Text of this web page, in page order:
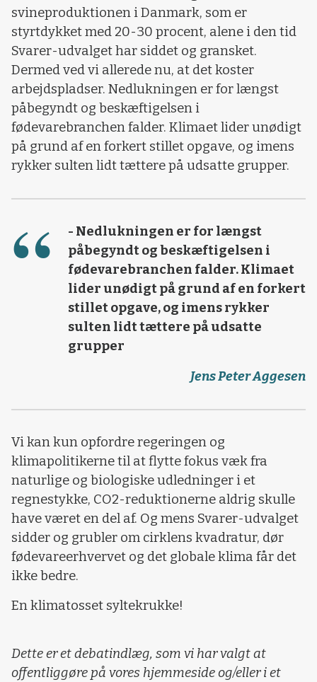
svineproduktionen i Danmark, som er
styrtdykket med 20-30 procent, alene i den tid
Svarer-udvalget har siddet og gransket.
Dermed ved vi allerede nu, at det koster
arbejdspladser. Nedlukningen er for længst
påbegyndt og beskæftigelsen i
fødevarebranchen falder. Klimaet lider unødigt
på grund af en forkert stillet opgave, og imens
rykker sulten lidt tættere på udsatte grupper.
- Nedlukningen er for længst
påbegyndt og beskæftigelsen i
fødevarebranchen falder. Klimaet
lider unødigt på grund af en forkert
stillet opgave, og imens rykker
sulten lidt tættere på udsatte
grupper
Jens Peter Aggesen
Vi kan kun opfordre regeringen og
klimapolitikerne til at flytte fokus væk fra
naturlige og biologiske udledninger i et
regnestykke, CO2-reduktionerne aldrig skulle
have været en del af. Og mens Svarer-udvalget
sidder og grubler om cirklens kvadratur, dør
fødevareerhvervet og det globale klima får det
ikke bedre.
En klimatosset syltekrukke!
Dette er et debatindlæg, som vi har valgt at
offentliggøre på vores hjemmeside og/eller i et